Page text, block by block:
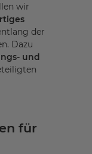
wir
der
Dazu
und
für